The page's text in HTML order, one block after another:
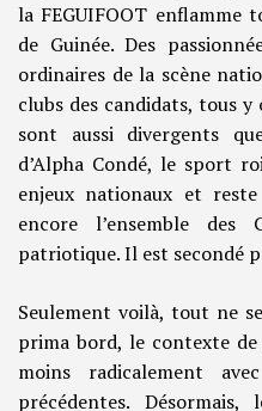
la FEGUIFOOT enflamme
de Guinée. Des
ordinaires de la scène
clubs des candidats, tous
sont aussi divergents
d’Alpha Condé, le sport
enjeux nationaux et
encore l’ensemble des
patriotique. Il est secondé
Seulement voilà, tout ne
prima bord, le contexte
moins radicalement
précédentes.